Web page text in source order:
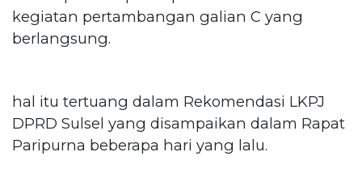
kegiatan pertambangan galian C yang
berlangsung.
hal itu tertuang dalam Rekomendasi LKPJ
DPRD Sulsel yang disampaikan dalam Rapat
Paripurna beberapa hari yang lalu.